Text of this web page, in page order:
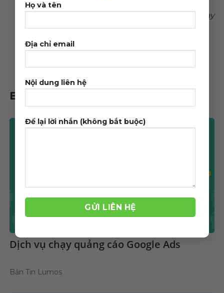
Họ và tên
Địa chỉ email
Nội dung liên hệ
Để lại lời nhắn (không bắt buộc)
Theo : Socialmediatoday
Bài viết liên quan
Dịch vụ chạy quảng cáo Google Ads
Bản Tin Lumos